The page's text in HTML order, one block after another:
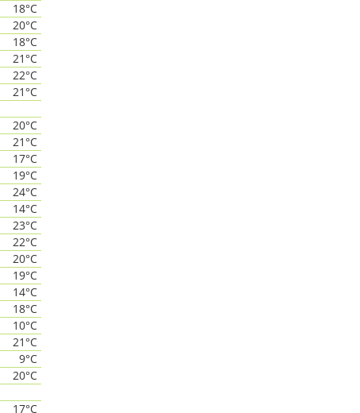
18°C
20°C
18°C
21°C
22°C
21°C
20°C
21°C
17°C
19°C
24°C
14°C
23°C
22°C
20°C
19°C
14°C
18°C
10°C
21°C
9°C
20°C
17°C